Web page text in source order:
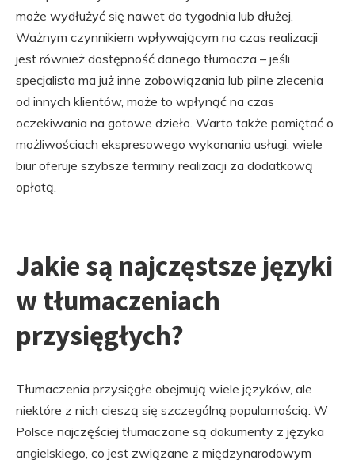
może wydłużyć się nawet do tygodnia lub dłużej.
Ważnym czynnikiem wpływającym na czas realizacji
jest również dostępność danego tłumacza – jeśli
specjalista ma już inne zobowiązania lub pilne zlecenia
od innych klientów, może to wpłynąć na czas
oczekiwania na gotowe dzieło. Warto także pamiętać o
możliwościach ekspresowego wykonania usługi; wiele
biur oferuje szybsze terminy realizacji za dodatkową
opłatą.
Jakie są najczęstsze języki
w tłumaczeniach
przysięgłych?
Tłumaczenia przysięgłe obejmują wiele języków, ale
niektóre z nich cieszą się szczególną popularnością. W
Polsce najczęściej tłumaczone są dokumenty z języka
angielskiego, co jest związane z międzynarodowym